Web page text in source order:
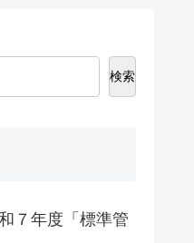
検索
７年度「標準管